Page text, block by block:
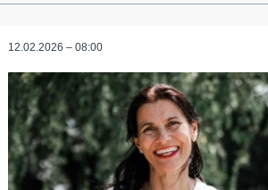
12.02.2026 – 08:00